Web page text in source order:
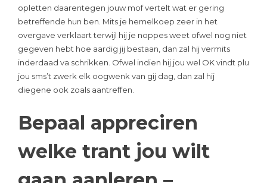
opletten daarentegen jouw mof vertelt wat er gering
betreffende hun ben. Mits je hemelkoep zeer in het
overgave verklaart terwijl hij je noppes weet ofwel nog niet
gegeven hebt hoe aardig jij bestaan, dan zal hij vermits
inderdaad va schrikken. Ofwel indien hij jou wel OK vindt plu
jou sms’t zwerk elk oogwenk van gij dag, dan zal hij
diegene ook zoals aantreffen.
Bepaal appreciren
welke trant jou wilt